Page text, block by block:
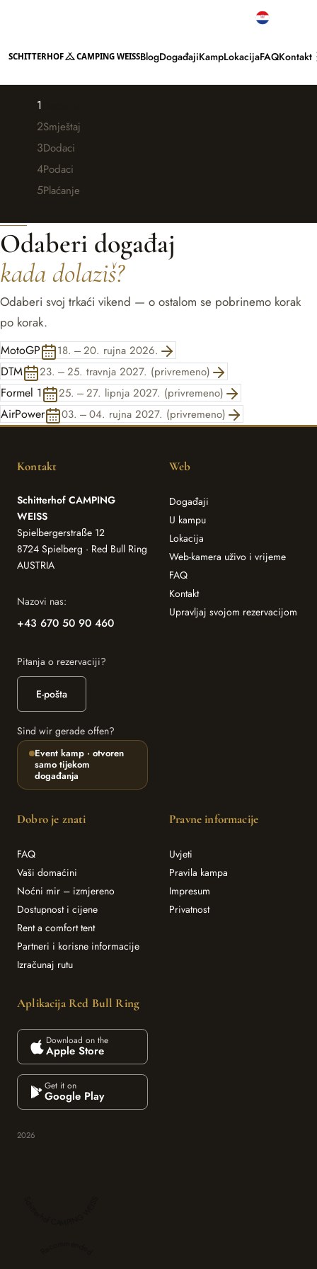
SCHITTERHOF CAMPING WEISSBlogDogađajiKampLokacijaFAQKontakt
1
2Smještaj
3Dodaci
4Podaci
5Plaćanje
Odaberi događaj
kada dolaziš?
Odaberi svoj trkaći vikend — o ostalom se pobrinemo korak
po korak.
MotoGP 18. – 20. rujna 2026.
DTM 23. – 25. travnja 2027. (privremeno)
Formel 1 25. – 27. lipnja 2027. (privremeno)
AirPower 03. – 04. rujna 2027. (privremeno)
Kontakt
Schitterhof CAMPING
WEISS
Spielbergerstraße 12
8724 Spielberg · Red Bull Ring
AUSTRIA
Nazovi nas:
+43 670 50 90 460
Pitanja o rezervaciji?
E-pošta
Sind wir gerade offen?
Event kamp · otvoren
samo tijekom
događanja
Web
Događaji
U kampu
Lokacija
Web-kamera uživo i vrijeme
FAQ
Kontakt
Upravljaj svojom rezervacijom
Dobro je znati
FAQ
Vaši domaćini
Noćni mir – izmjereno
Dostupnost i cijene
Rent a comfort tent
Partneri i korisne informacije
Izračunaj rutu
Pravne informacije
Uvjeti
Pravila kampa
Impresum
Privatnost
Aplikacija Red Bull Ring
Download on the
Apple Store
Get it on
Google Play